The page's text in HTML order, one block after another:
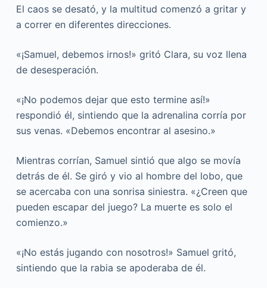
El caos se desató, y la multitud comenzó a gritar y
a correr en diferentes direcciones.
«¡Samuel, debemos irnos!» gritó Clara, su voz llena
de desesperación.
«¡No podemos dejar que esto termine así!»
respondió él, sintiendo que la adrenalina corría por
sus venas. «Debemos encontrar al asesino.»
Mientras corrían, Samuel sintió que algo se movía
detrás de él. Se giró y vio al hombre del lobo, que
se acercaba con una sonrisa siniestra. «¿Creen que
pueden escapar del juego? La muerte es solo el
comienzo.»
«¡No estás jugando con nosotros!» Samuel gritó,
sintiendo que la rabia se apoderaba de él.